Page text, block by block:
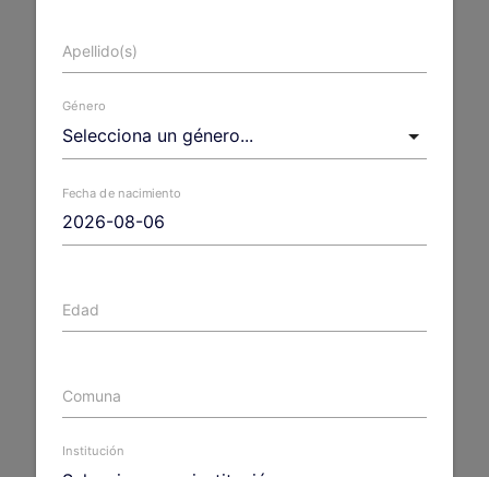
Apellido(s)
Género
Fecha de nacimiento
Edad
Comuna
Institución